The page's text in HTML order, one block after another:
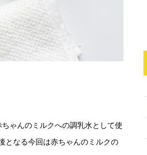
ゃんのミルクへの調乳水として使
となる今回は赤ちゃんのミルクの